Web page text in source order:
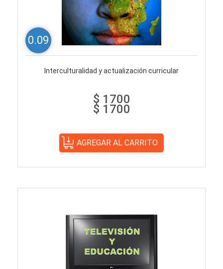
0.09
Interculturalidad y actualización curricular
$ 1700
$ 1700